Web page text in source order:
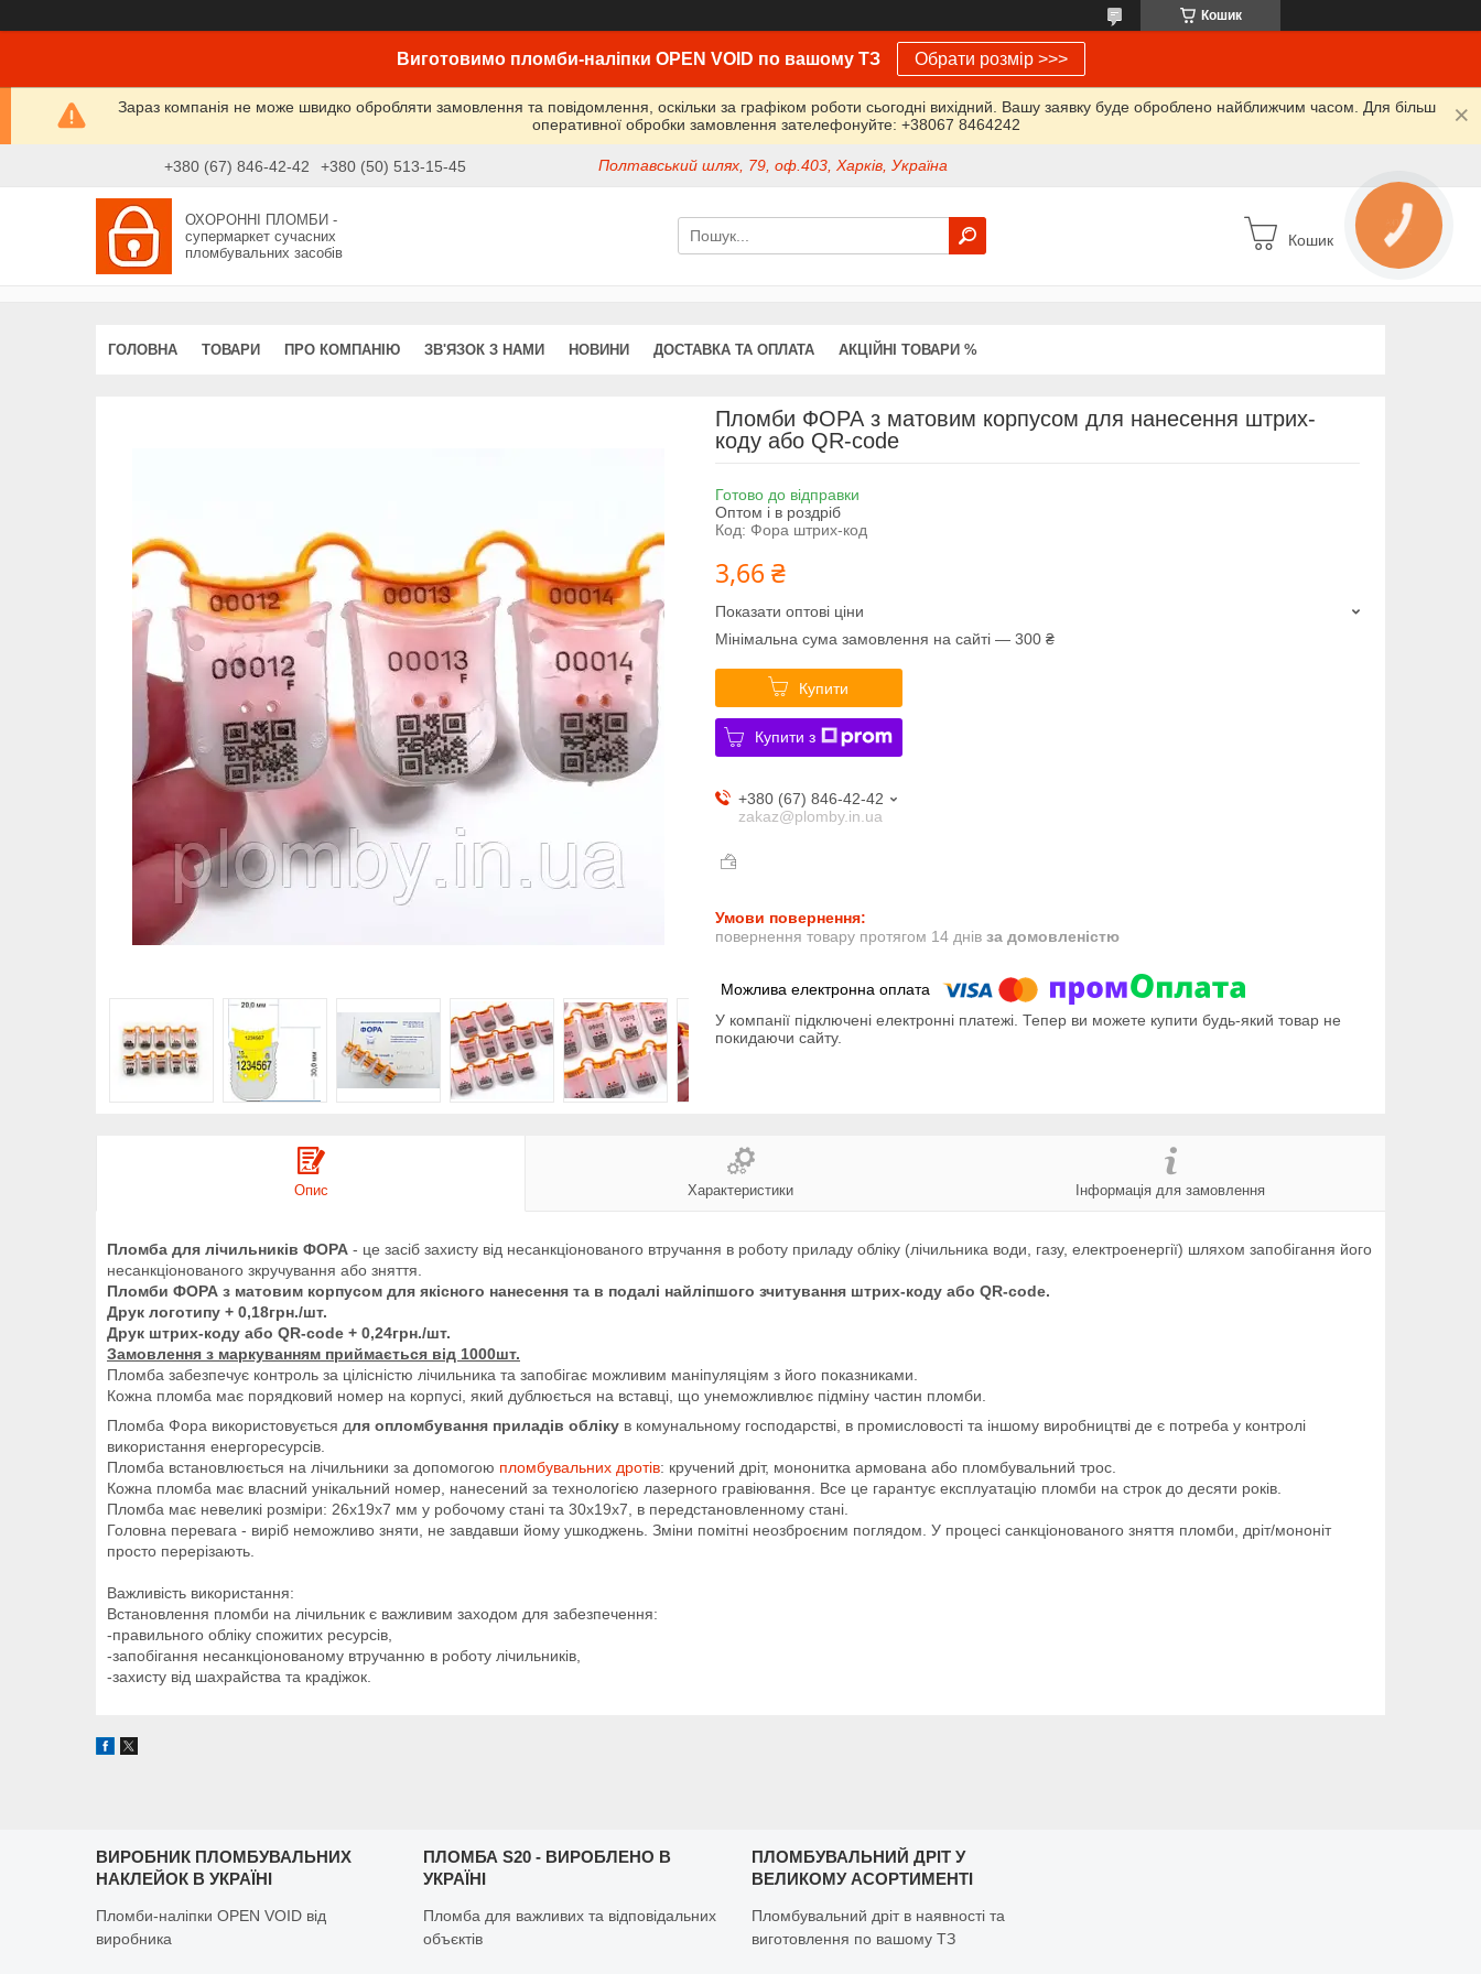
Кошик
Виготовимо пломби-наліпки OPEN VOID по вашому ТЗ Обрати розмір >>>
Зараз компанія не може швидко обробляти замовлення та повідомлення, оскільки за графіком роботи сьогодні вихідний. Вашу заявку буде оброблено найближчим часом. Для більш
оперативної обробки замовлення зателефонуйте: +38067 8464242
+380 (67) 846-42-42 +380 (50) 513-15-45 Полтавський шлях, 79, оф.403, Харків, Україна
ОХОРОННІ ПЛОМБИ -
супермаркет сучасних
пломбувальних засобів
Кошик
ГОЛОВНА ТОВАРИ ПРО КОМПАНІЮ ЗВ'ЯЗОК З НАМИ НОВИНИ ДОСТАВКА ТА ОПЛАТА АКЦІЙНІ ТОВАРИ %
Пломби ФОРА з матовим корпусом для нанесення штрих-
коду або QR-code
Готово до відправки
Оптом і в роздріб
Код: Фора штрих-код
3,66 ₴
Показати оптові ціни
Мінімальна сума замовлення на сайті — 300 ₴
Купити
Купити з
+380 (67) 846-42-42
zakaz@plomby.in.ua
повернення товару протягом 14 днів за домовленістю
У компанії підключені електронні платежі. Тепер ви можете купити будь-який товар не
покидаючи сайту.
Опис Характеристики Інформація для замовлення
Пломба для лічильників ФОРА - це засіб захисту від несанкціонованого втручання в роботу приладу обліку (лічильника води, газу, електроенергії) шляхом запобігання його
несанкціонованого зкручування або зняття.
Пломби ФОРА з матовим корпусом для якісного нанесення та в подалі найліпшого зчитування штрих-коду або QR-code.
Друк логотипу + 0,18грн./шт.
Друк штрих-коду або QR-code + 0,24грн./шт.
Замовлення з маркуванням приймається від 1000шт.
Пломба забезпечує контроль за цілісністю лічильника та запобігає можливим маніпуляціям з його показниками.
Кожна пломба має порядковий номер на корпусі, який дублюється на вставці, що унеможливлює підміну частин пломби.
Пломба Фора використовується для опломбування приладів обліку в комунальному господарстві, в промисловості та іншому виробництві де є потреба у контролі
використання енергоресурсів.
Пломба встановлюється на лічильники за допомогою пломбувальних дротів: кручений дріт, мононитка армована або пломбувальний трос.
Кожна пломба має власний унікальний номер, нанесений за технологією лазерного гравіювання. Все це гарантує експлуатацію пломби на строк до десяти років.
Пломба має невеликі розміри: 26х19х7 мм у робочому стані та 30х19х7, в передстановленному стані.
Головна перевага - виріб неможливо зняти, не завдавши йому ушкоджень. Зміни помітні неозброєним поглядом. У процесі санкціонованого зняття пломби, дріт/мононіт
просто перерізають.
Важливість використання:
Встановлення пломби на лічильник є важливим заходом для забезпечення:
-правильного обліку спожитих ресурсів,
-запобігання несанкціонованому втручанню в роботу лічильників,
-захисту від шахрайства та крадіжок.
ВИРОБНИК ПЛОМБУВАЛЬНИХ
НАКЛЕЙОК В УКРАЇНІ
Пломби-наліпки OPEN VOID від
виробника
ПЛОМБА S20 - ВИРОБЛЕНО В
УКРАЇНІ
Пломба для важливих та відповідальних
объєктів
ПЛОМБУВАЛЬНИЙ ДРІТ У
ВЕЛИКОМУ АСОРТИМЕНТІ
Пломбувальний дріт в наявності та
виготовлення по вашому ТЗ
КНОПКА
ЗВ'ЯЗКУ